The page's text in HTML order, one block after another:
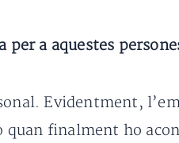
a aquestes
Evidentment,
finalment ho